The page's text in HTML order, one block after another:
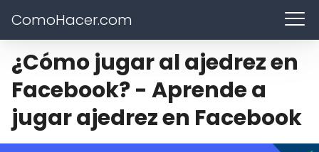
ComoHacer.com
¿Cómo jugar al ajedrez en
Facebook? - Aprende a
jugar ajedrez en Facebook